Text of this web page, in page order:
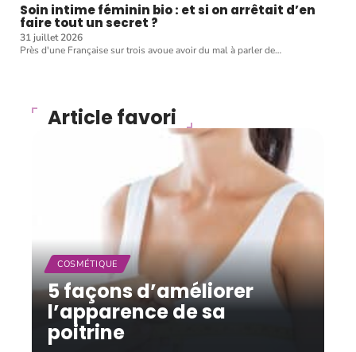
Soin intime féminin bio : et si on arrêtait d’en
faire tout un secret ?
31 juillet 2026
Près d'une Française sur trois avoue avoir du mal à parler de…
Article favori
COSMÉTIQUE
5 façons d’améliorer
l’apparence de sa
poitrine